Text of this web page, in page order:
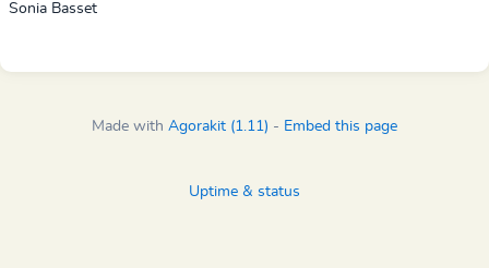
Sonia Basset
Made with Agorakit (1.11) - Embed this page
Uptime & status